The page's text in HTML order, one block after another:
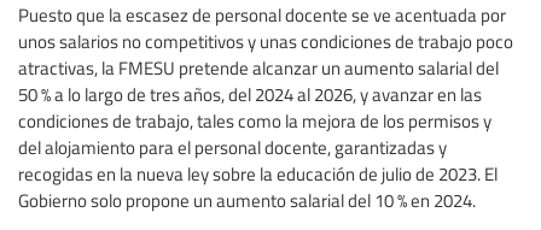
Puesto que la escasez de personal docente se ve acentuada por
unos salarios no competitivos y unas condiciones de trabajo poco
atractivas, la FMESU pretende alcanzar un aumento salarial del
50 % a lo largo de tres años, del 2024 al 2026, y avanzar en las
condiciones de trabajo, tales como la mejora de los permisos y
del alojamiento para el personal docente, garantizadas y
recogidas en la nueva ley sobre la educación de julio de 2023. El
Gobierno solo propone un aumento salarial del 10 % en 2024.